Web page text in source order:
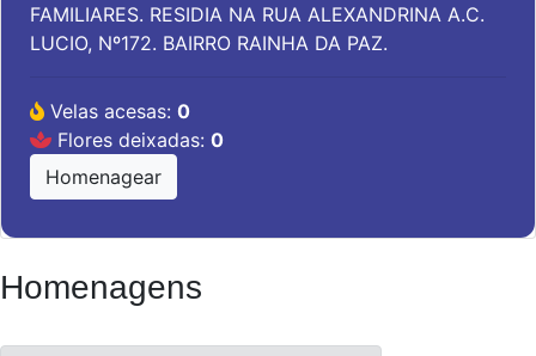
FAMILIARES. RESIDIA NA RUA ALEXANDRINA A.C.
LUCIO, Nº172. BAIRRO RAINHA DA PAZ.
Velas acesas: 0
Flores deixadas: 0
Homenagear
Homenagens